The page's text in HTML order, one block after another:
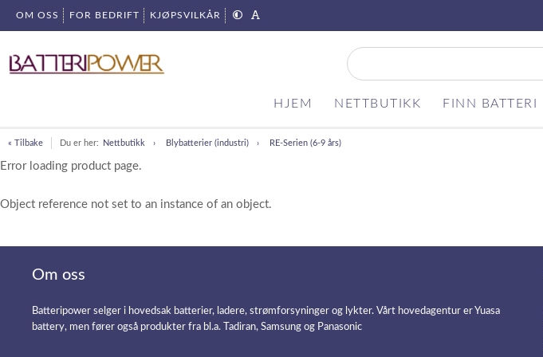
OM OSS FOR BEDRIFT KJØPSVILKÅR
HJEM NETTBUTIKK FINN BATTERI
« Tilbake Du er her: Nettbutikk Blybatterier (industri) RE-Serien (6-9 års)
Error loading product page.
Object reference not set to an instance of an object.
Om oss
Batteripower selger i hovedsak batterier, ladere, strømforsyninger og lykter. Vårt hovedagentur er Yuasa
battery, men fører også produkter fra bl.a. Tadiran, Samsung og Panasonic